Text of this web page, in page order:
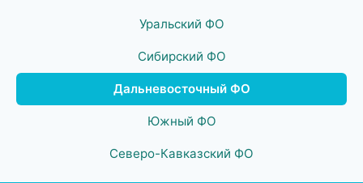
Уральский ФО
Сибирский ФО
Дальневосточный ФО
Южный ФО
Северо-Кавказский ФО